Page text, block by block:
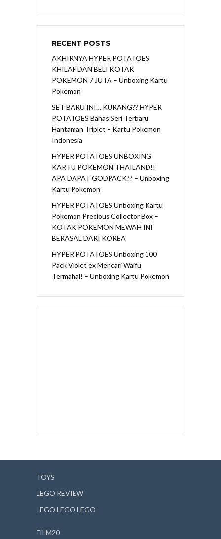
RECENT POSTS
AKHIRNYA HYPER POTATOES
KHILAF DAN BELI KOTAK
POKEMON 7 JUTA – Unboxing Kartu
Pokemon
SET BARU INI… KURANG?? HYPER
POTATOES Bahas Seri Terbaru
Hantaman Triplet – Kartu Pokemon
Indonesia
HYPER POTATOES UNBOXING
KARTU POKEMON THAILAND!!
APA DAPAT GODPACK?? – Unboxing
Kartu Pokemon
HYPER POTATOES Unboxing Kartu
Pokemon Precious Collector Box –
KOTAK POKEMON MEWAH INI
BERASAL DARI KOREA
HYPER POTATOES Unboxing 100
Pack Violet ex Mencari Waifu
Termahal! – Unboxing Kartu Pokemon
TOYS
LEGO REVIEW
LEGO LEGO LEGO
FILM20